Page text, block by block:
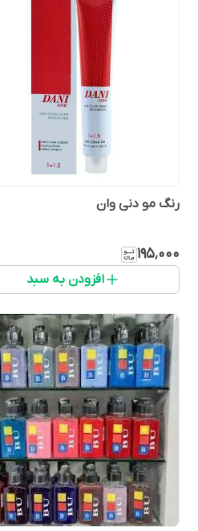
رنگ مو دنی وان
۱۹۵٬۰۰۰
افزودن به سبد